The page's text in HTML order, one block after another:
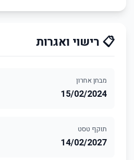
📋 רישוי ואגרות
מבחן אחרון
15/02/2024
תוקף טסט
14/02/2027